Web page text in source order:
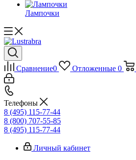
Лампочки
Сравнение0 Отложенные 0
Телефоны
8 (495) 115-77-44
8 (800) 707-55-85
8 (495) 115-77-44
Личный кабинет